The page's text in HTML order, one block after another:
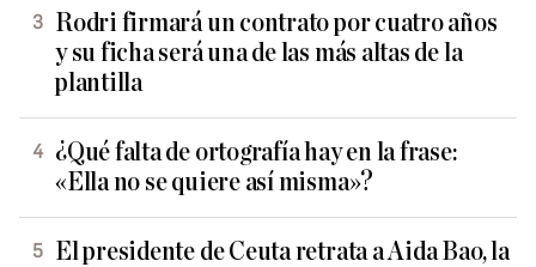
Rodri firmará un contrato por cuatro años
y su ficha será una de las más altas de la
plantilla
¿Qué falta de ortografía hay en la frase:
«Ella no se quiere así misma»?
El presidente de Ceuta retrata a Aida Bao, la